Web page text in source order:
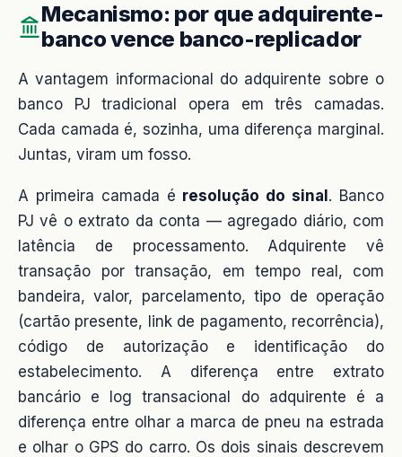
Mecanismo: por que adquirente-
banco vence banco-replicador
A vantagem informacional do adquirente sobre o
banco PJ tradicional opera em três camadas.
Cada camada é, sozinha, uma diferença marginal.
Juntas, viram um fosso.
A primeira camada é resolução do sinal . Banco
PJ vê o extrato da conta — agregado diário, com
latência de processamento. Adquirente vê
transação por transação, em tempo real, com
bandeira, valor, parcelamento, tipo de operação
(cartão presente, link de pagamento, recorrência),
código de autorização e identificação do
estabelecimento. A diferença entre extrato
bancário e log transacional do adquirente é a
diferença entre olhar a marca de pneu na estrada
e olhar o GPS do carro. Os dois sinais descrevem